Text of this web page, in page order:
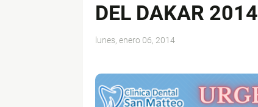
DEL DAKAR 2014
lunes, enero 06, 2014